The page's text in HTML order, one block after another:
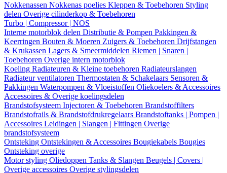
Nokkenassen Nokkenas poelies Kleppen & Toebehoren Styling
delen Overige cilinderkop & Toebehoren
Turbo | Compressor | NOS
Interne motorblok delen Distributie & Pompen Pakkingen &
Keerringen Bouten & Moeren Zuigers & Toebehoren Drijfstangen
& Krukassen Lagers & Smeermiddelen Riemen | Snaren |
Toebehoren Overige intern motorblok
Koeling Radiateuren & Kleine toebehoren Radiateurslangen
Radiateur ventilatoren Thermostaten & Schakelaars Sensoren &
Pakkingen Waterpompen & Vloeistoffen Oliekoelers & Accessoires
Accessoires & Overige koelingsdelen
Brandstofsysteem Injectoren & Toebehoren Brandstoffilters
Brandstofrails & Brandstofdrukregelaars Brandstoftanks | Pompen |
Accessoires Leidingen | Slangen | Fittingen Overige
brandstofsysteem
Ontsteking Ontstekingen & Accessoires Bougiekabels Bougies
Ontsteking overige
Motor styling Oliedoppen Tanks & Slangen Beugels | Covers |
Overige accessoires Overige stylingsdelen